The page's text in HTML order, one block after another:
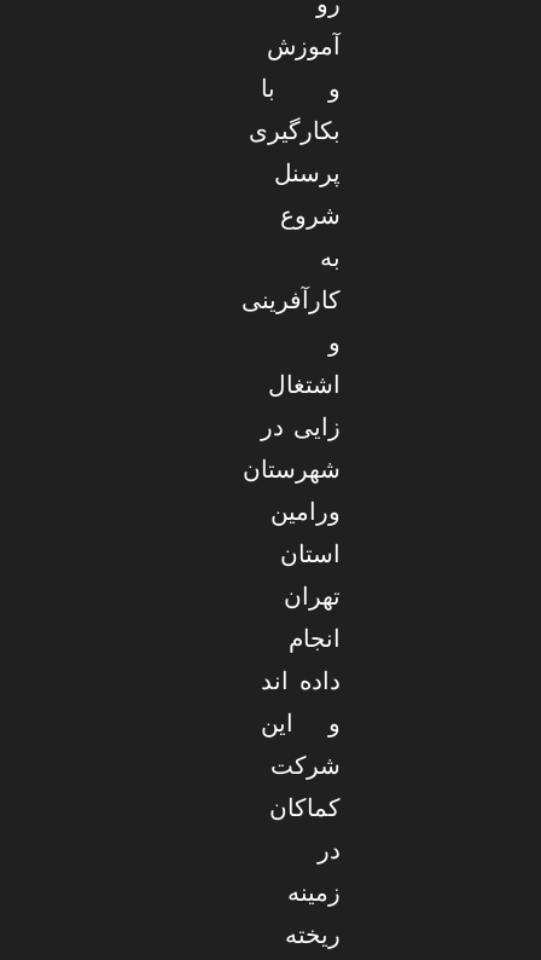
آموزش
و با
بکارگیری
پرسنل
شروع
به
کارآفرینی
و
اشتغال
زایی در
شهرستان
ورامین
استان
تهران
انجام
داده اند
و این
شرکت
کماکان
در
زمینه
ریخته